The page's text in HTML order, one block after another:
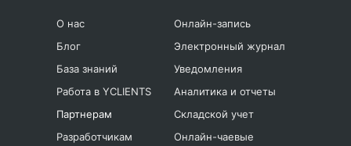
Онлайн-запись
Электронный журнал
Уведомления
Аналитика и отчеты
Складской учет
Онлайн-чаевые
О нас
Блог
База знаний
Работа в YCLIENTS
Разработчикам
Партнерам